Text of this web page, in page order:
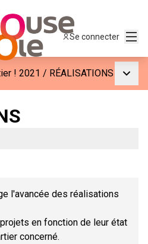
Se connecter
! 2021 / RÉALISATIONS
l'avancée des réalisations
en fonction de leur état
concerné.